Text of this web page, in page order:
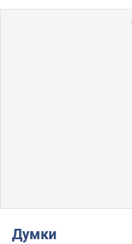
Думки